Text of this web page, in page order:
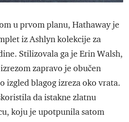
u prvom planu, Hathaway je
iz Ashlyn kolekcije za
Stilizovala ga je Erin Walsh,
zapravo je obučen
izgled blagog izreza oko vrata.
da istakne zlatnu
koju je upotpunila satom